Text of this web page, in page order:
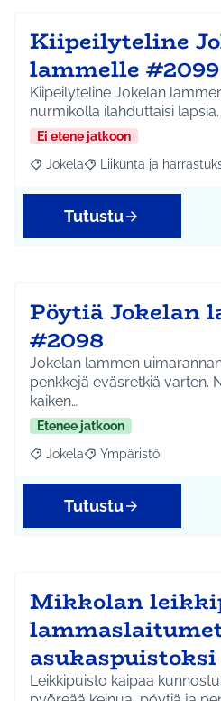
Kiipeilyteline
lammelle #2099
Kiipeilyteline Jokelan
nurmikolla ilahduttaisi lapsia.
Ei etene jatkoon
Rajaa tulokset aihepiirin
Jokela Rajaa tulokset
Liikunta ja
Tutustu
Pöytiä Jokelan
#2098
Jokelan lammen
penkkejä eväsretkiä varten.
kaiken…
Etenee jatkoon
Rajaa tulokset aihepiirin
Jokela Rajaa tulokset teeman
Ympäristö
Tutustu
Mikkolan
Leikkipuisto kaipaa